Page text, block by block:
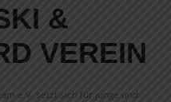
&
VEREIN
e.V. setzt sich für junge und